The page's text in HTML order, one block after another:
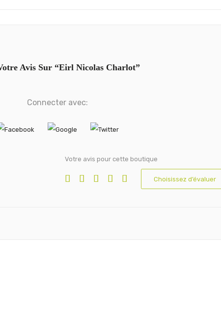
Avis Sur “Eirl Nicolas Charlot”
Connecter avec:
Votre avis pour cette boutique
Choisissez d’évaluer